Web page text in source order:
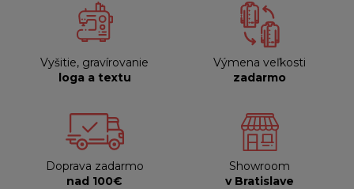
Vyšitie, gravírovanie
loga a textu
Výmena veľkosti
zadarmo
Doprava zadarmo
nad 100€
Showroom
v Bratislave